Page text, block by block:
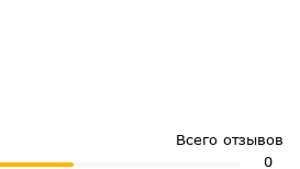
Всего отзывов
0